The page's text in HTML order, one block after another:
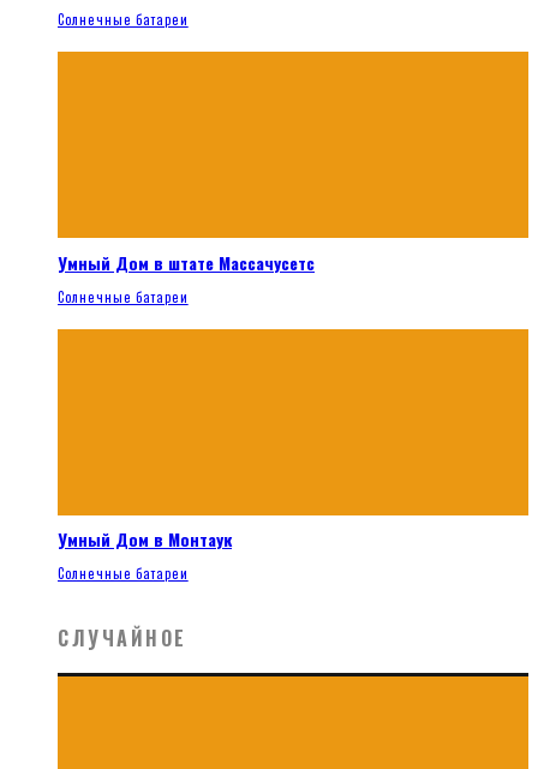
Солнечные батареи
Умный Дом в штате Массачусетс
Солнечные батареи
Умный Дом в Монтаук
Солнечные батареи
СЛУЧАЙНОЕ